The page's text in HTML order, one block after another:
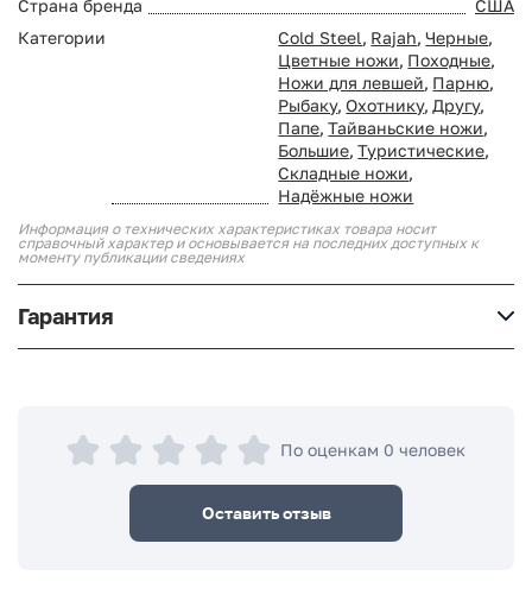
Страна бренда
США
Категории
Cold Steel, Rajah, Черные,
Цветные ножи, Походные,
Ножи для левшей, Парню,
Рыбаку, Охотнику, Другу,
Папе, Тайваньские ножи,
Большие, Туристические,
Складные ножи,
Надёжные ножи
Информация о технических характеристиках товара носит
справочный характер и основывается на последних доступных к
моменту публикации сведениях
Гарантия
По оценкам 0 человек
Оставить отзыв